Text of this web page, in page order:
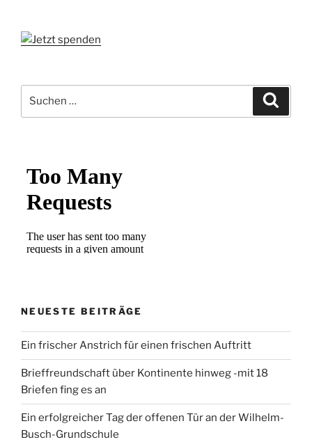
nach:
NEUESTE BEITRÄGE
Ein frischer Anstrich für einen frischen Auftritt
Brieffreundschaft über Kontinente hinweg -mit 18
Briefen fing es an
Ein erfolgreicher Tag der offenen Tür an der Wilhelm-
Busch-Grundschule